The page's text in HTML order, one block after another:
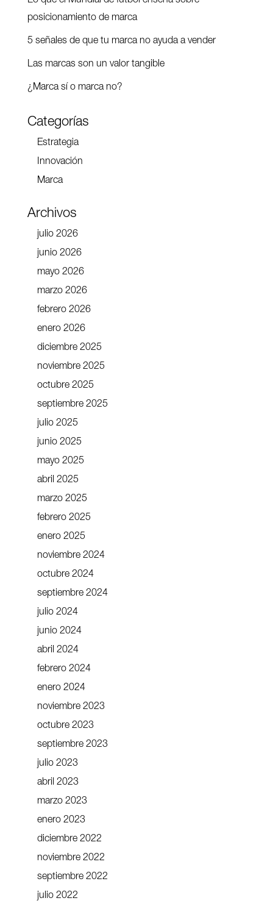
posicionamiento de marca
5 señales de que tu marca no ayuda a vender
Las marcas son un valor tangible
¿Marca sí o marca no?
Categorías
Estrategia
Innovación
Marca
Archivos
julio 2026
junio 2026
mayo 2026
marzo 2026
febrero 2026
enero 2026
diciembre 2025
noviembre 2025
octubre 2025
septiembre 2025
julio 2025
junio 2025
mayo 2025
abril 2025
marzo 2025
febrero 2025
enero 2025
noviembre 2024
octubre 2024
septiembre 2024
julio 2024
junio 2024
abril 2024
febrero 2024
enero 2024
noviembre 2023
octubre 2023
septiembre 2023
julio 2023
abril 2023
marzo 2023
enero 2023
diciembre 2022
noviembre 2022
septiembre 2022
julio 2022